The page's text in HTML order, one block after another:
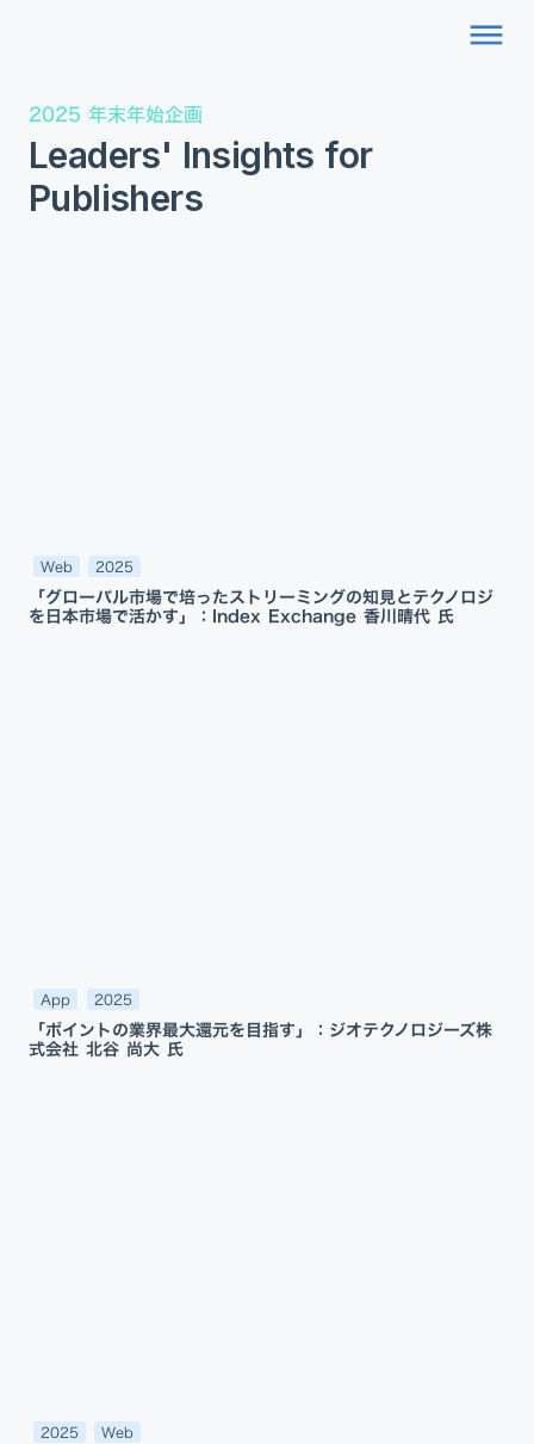
dehaze
2025 年末年始企画
Leaders' Insights for
Publishers
Web 2025
「グローバル市場で培ったストリーミングの知見とテクノロジ
を日本市場で活かす」：Index Exchange 香川晴代 氏
App 2025
「ポイントの業界最大還元を目指す」：ジオテクノロジーズ株
式会社 北谷 尚大 氏
2025 Web